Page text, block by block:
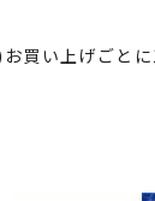
買い上げごとに